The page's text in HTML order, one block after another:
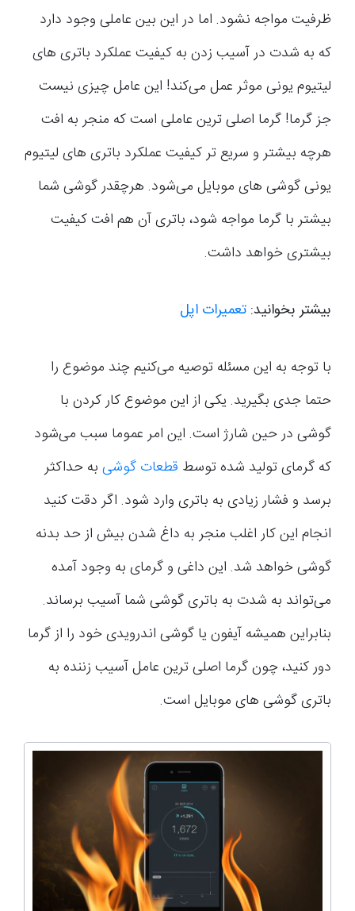
ظرفیت مواجه نشود. اما در این بین عاملی وجود دارد
که به شدت در آسیب زدن به کیفیت عملکرد باتری های
لیتیوم یونی موثر عمل می‌کند! این عامل چیزی نیست
جز گرما! گرما اصلی ترین عاملی است که منجر به افت
هرچه بیشتر و سریع تر کیفیت عملکرد باتری های لیتیوم
یونی گوشی های موبایل می‌شود. هرچقدر گوشی شما
بیشتر با گرما مواجه شود، باتری آن هم افت کیفیت
بیشتری خواهد داشت.
بیشتر بخوانید: تعمیرات اپل
با توجه به این مسئله توصیه می‌کنیم چند موضوع را
حتما جدی بگیرید. یکی از این موضوع کار کردن با
گوشی در حین شارژ است. این امر عموما سبب می‌شود
که گرمای تولید شده توسط قطعات گوشی به حداکثر
برسد و فشار زیادی به باتری وارد شود. اگر دقت کنید
انجام این کار اغلب منجر به داغ شدن بیش از حد بدنه
گوشی خواهد شد. این داغی و گرمای به وجود آمده
می‌تواند به شدت به باتری گوشی شما آسیب برساند.
بنابراین همیشه آیفون یا گوشی اندرویدی خود را از گرما
دور کنید، چون گرما اصلی ترین عامل آسیب زننده به
باتری گوشی های موبایل است.